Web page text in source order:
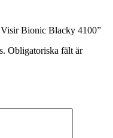
Bionic Blacky 4100”
Obligatoriska fält är